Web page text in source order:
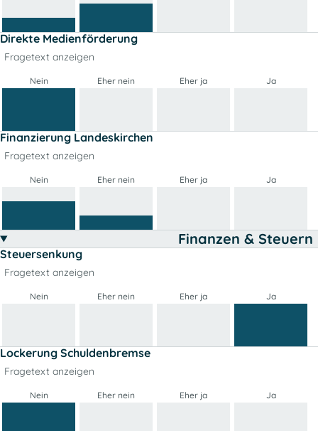
Direkte Medienförderung
Fragetext anzeigen
Nein Eher nein Eher ja Ja
Finanzierung Landeskirchen
Fragetext anzeigen
Nein Eher nein Eher ja Ja
Finanzen & Steuern
Steuersenkung
Fragetext anzeigen
Nein Eher nein Eher ja Ja
Lockerung Schuldenbremse
Fragetext anzeigen
Nein Eher nein Eher ja Ja